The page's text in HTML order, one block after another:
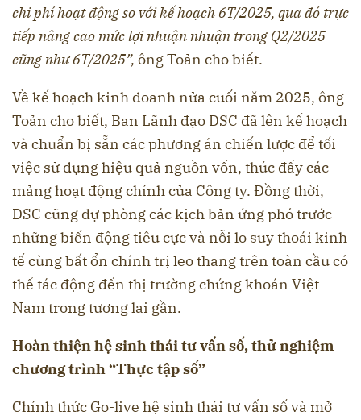
chi phí hoạt động so với kế hoạch 6T/2025, qua đó trực
tiếp nâng cao mức lợi nhuận nhuận trong Q2/2025
cũng như 6T/2025”, ông Toản cho biết.
Về kế hoạch kinh doanh nửa cuối năm 2025, ông
Toản cho biết, Ban Lãnh đạo DSC đã lên kế hoạch
và chuẩn bị sẵn các phương án chiến lược để tối
việc sử dụng hiệu quả nguồn vốn, thúc đẩy các
mảng hoạt động chính của Công ty. Đồng thời,
DSC cũng dự phòng các kịch bản ứng phó trước
những biến động tiêu cực và nỗi lo suy thoái kinh
tế cùng bất ổn chính trị leo thang trên toàn cầu có
thể tác động đến thị trường chứng khoán Việt
Nam trong tương lai gần.
Hoàn thiện hệ sinh thái tư vấn số, thử nghiệm
chương trình “Thực tập số”
Chính thức Go-live hệ sinh thái tư vấn số và mở